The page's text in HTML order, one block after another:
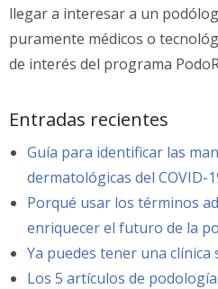
llegar a interesar a un
puramente médicos o
de interés del programa
Entradas recientes
Guía para identificar las
dermatológicas del COVID-
Porqué usar los términos
enriquecer el futuro de la
Ya puedes tener una clínica
Los 5 artículos de